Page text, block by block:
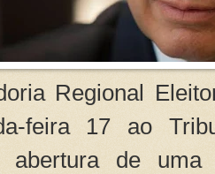
Regional
feira 17 ao
abertura de uma